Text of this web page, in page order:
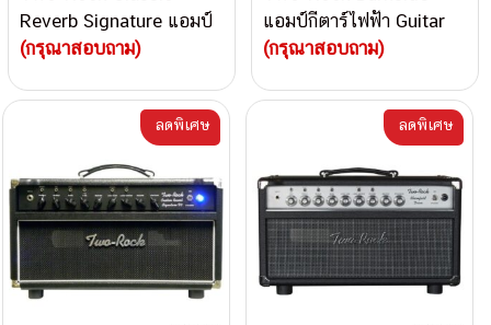
Reverb Signature แอมป์
กีตาร์ไฟฟ้า
(กรุณาสอบถาม)
แอมป์กีตาร์ไฟฟ้า Guitar
Amplifier
(กรุณาสอบถาม)
ลดพิเศษ ลดพิเศษ